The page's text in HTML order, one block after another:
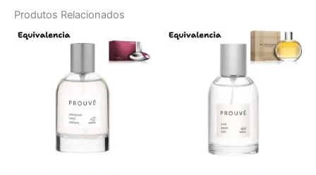
Produtos Relacionados